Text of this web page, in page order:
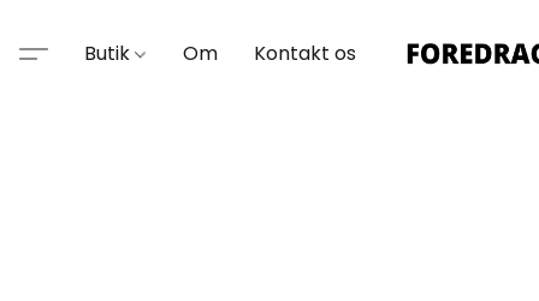
Butik Om Kontakt os